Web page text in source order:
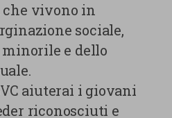
vivono in
sociale,
e dello
aiuterai i giovani
riconosciuti e